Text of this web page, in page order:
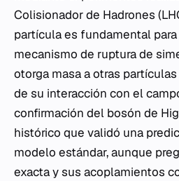
Colisionador de Hadrones
partícula es fundamental
mecanismo de ruptura de
otorga masa a otras
de su interacción con el
confirmación del bosón de
histórico que validó una
modelo estándar, aunque
exacta y sus acoplamientos